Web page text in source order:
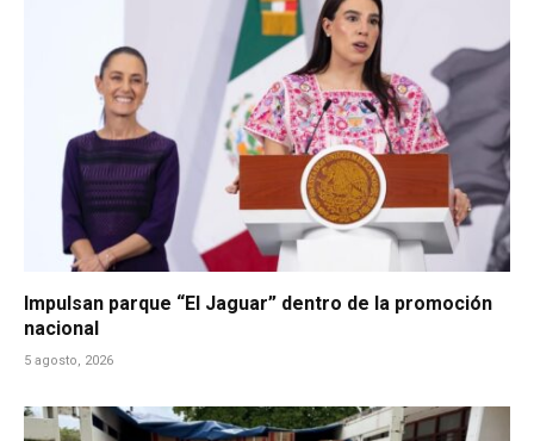
Impulsan parque “El Jaguar” dentro de la promoción
nacional
5 agosto, 2026